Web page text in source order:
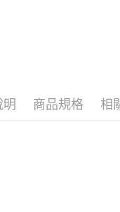
明 商品規格 相